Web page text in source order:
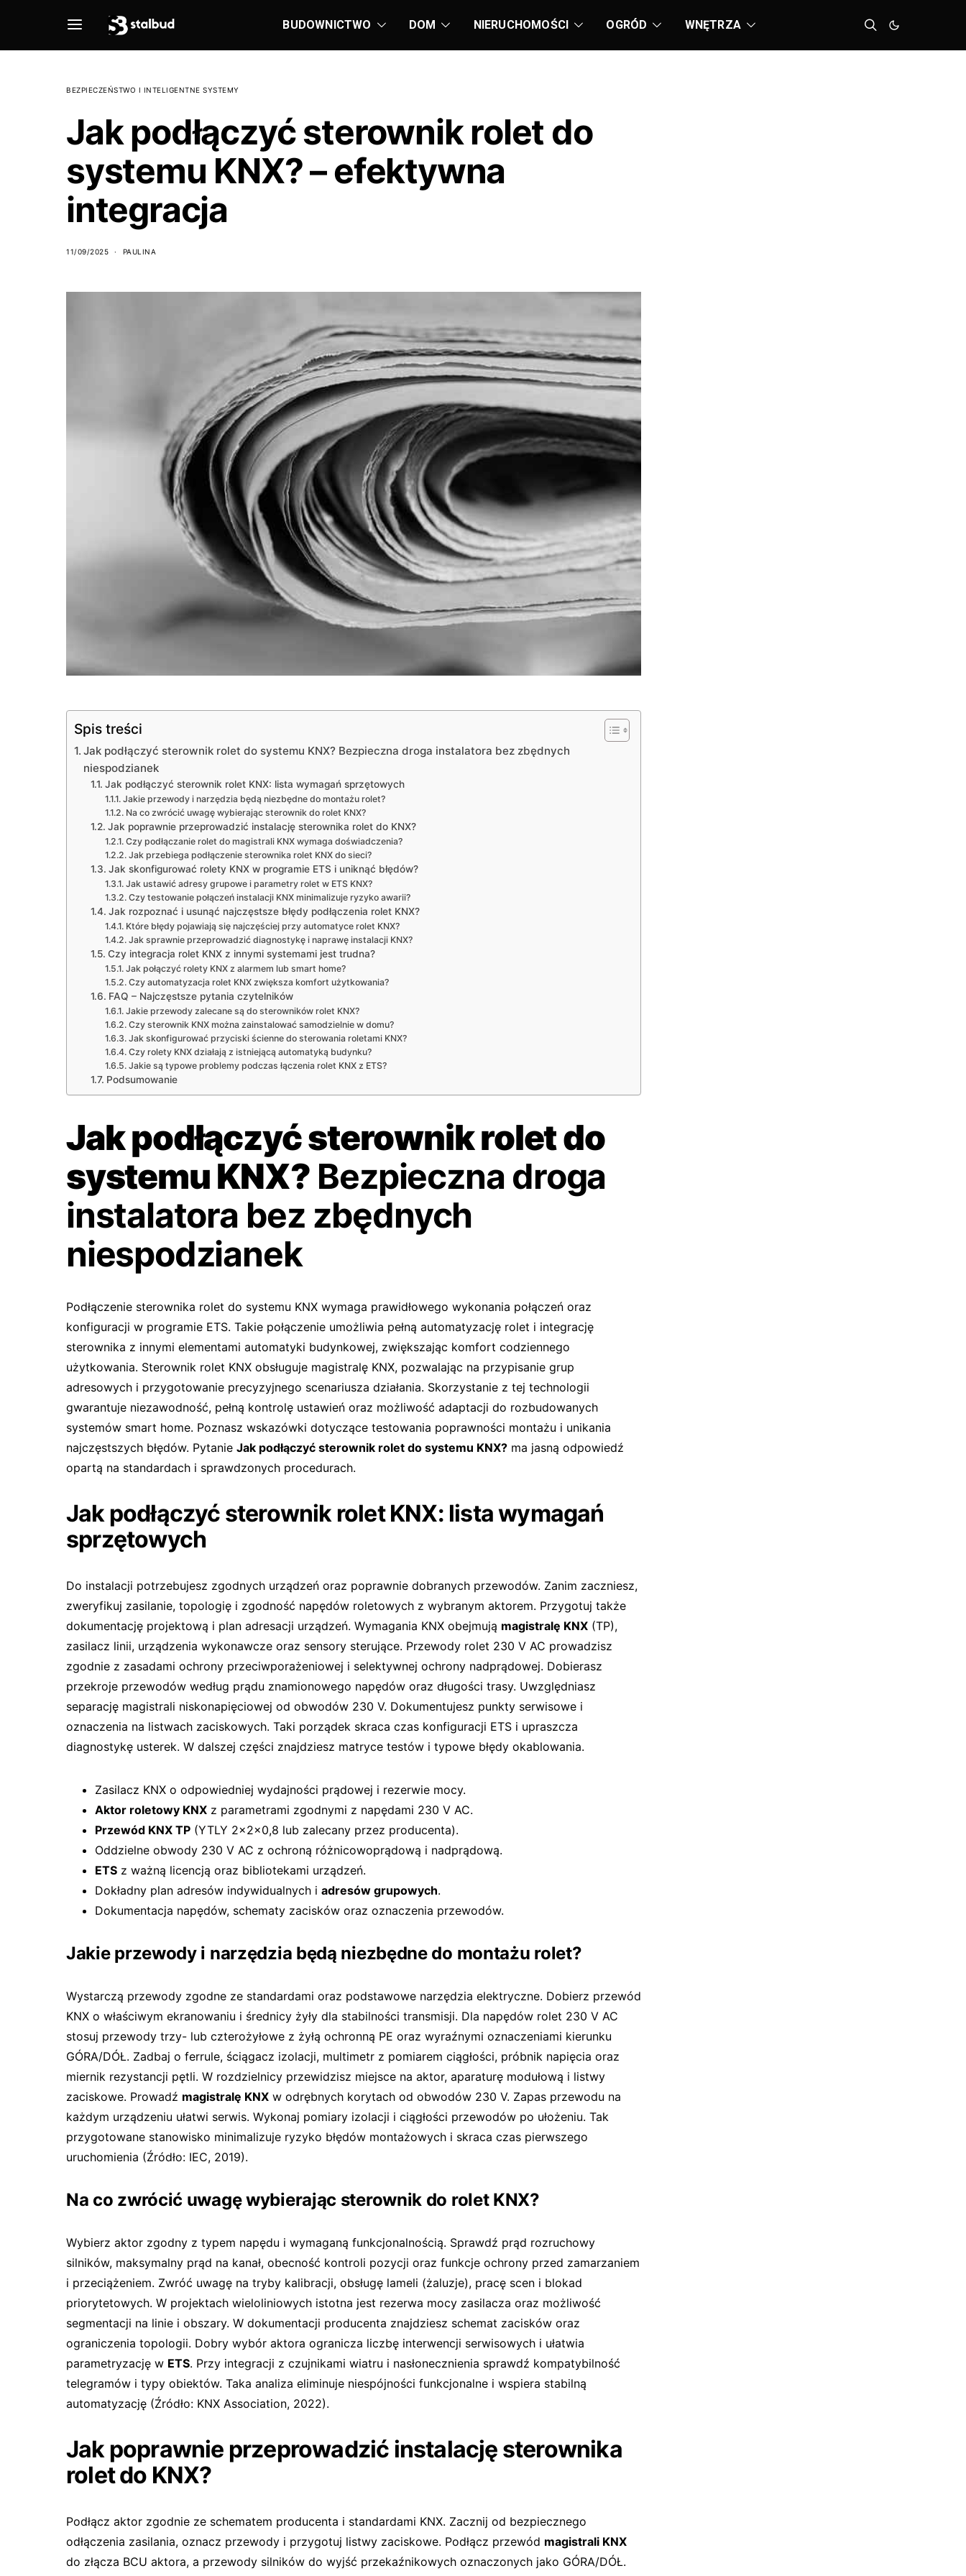
BUDOWNICTWO DOM NIERUCHOMOŚCI OGRÓD WNĘTRZA
BEZPIECZEŃSTWO I INTELIGENTNE SYSTEMY
Jak podłączyć sterownik rolet do
systemu KNX? – efektywna
integracja
11/09/2025 PAULINA
Spis treści
Jak podłączyć sterownik rolet do systemu KNX? Bezpieczna droga instalatora bez zbędnych
niespodzianek
Jak podłączyć sterownik rolet KNX: lista wymagań sprzętowych
Jakie przewody i narzędzia będą niezbędne do montażu rolet?
Na co zwrócić uwagę wybierając sterownik do rolet KNX?
Jak poprawnie przeprowadzić instalację sterownika rolet do KNX?
Czy podłączanie rolet do magistrali KNX wymaga doświadczenia?
Jak przebiega podłączenie sterownika rolet KNX do sieci?
Jak skonfigurować rolety KNX w programie ETS i uniknąć błędów?
Jak ustawić adresy grupowe i parametry rolet w ETS KNX?
Czy testowanie połączeń instalacji KNX minimalizuje ryzyko awarii?
Jak rozpoznać i usunąć najczęstsze błędy podłączenia rolet KNX?
Które błędy pojawiają się najczęściej przy automatyce rolet KNX?
Jak sprawnie przeprowadzić diagnostykę i naprawę instalacji KNX?
Czy integracja rolet KNX z innymi systemami jest trudna?
Jak połączyć rolety KNX z alarmem lub smart home?
Czy automatyzacja rolet KNX zwiększa komfort użytkowania?
FAQ – Najczęstsze pytania czytelników
Jakie przewody zalecane są do sterowników rolet KNX?
Czy sterownik KNX można zainstalować samodzielnie w domu?
Jak skonfigurować przyciski ścienne do sterowania roletami KNX?
Czy rolety KNX działają z istniejącą automatyką budynku?
Jakie są typowe problemy podczas łączenia rolet KNX z ETS?
Podsumowanie
Jak podłączyć sterownik rolet do
systemu KNX? Bezpieczna droga
instalatora bez zbędnych
niespodzianek
Podłączenie sterownika rolet do systemu KNX wymaga prawidłowego wykonania połączeń oraz
konfiguracji w programie ETS. Takie połączenie umożliwia pełną automatyzację rolet i integrację
sterownika z innymi elementami automatyki budynkowej, zwiększając komfort codziennego
użytkowania. Sterownik rolet KNX obsługuje magistralę KNX, pozwalając na przypisanie grup
adresowych i przygotowanie precyzyjnego scenariusza działania. Skorzystanie z tej technologii
gwarantuje niezawodność, pełną kontrolę ustawień oraz możliwość adaptacji do rozbudowanych
systemów smart home. Poznasz wskazówki dotyczące testowania poprawności montażu i unikania
najczęstszych błędów. Pytanie Jak podłączyć sterownik rolet do systemu KNX? ma jasną odpowiedź
opartą na standardach i sprawdzonych procedurach.
Jak podłączyć sterownik rolet KNX: lista wymagań
sprzętowych
Do instalacji potrzebujesz zgodnych urządzeń oraz poprawnie dobranych przewodów. Zanim zaczniesz,
zweryfikuj zasilanie, topologię i zgodność napędów roletowych z wybranym aktorem. Przygotuj także
dokumentację projektową i plan adresacji urządzeń. Wymagania KNX obejmują magistralę KNX (TP),
zasilacz linii, urządzenia wykonawcze oraz sensory sterujące. Przewody rolet 230 V AC prowadzisz
zgodnie z zasadami ochrony przeciwporażeniowej i selektywnej ochrony nadprądowej. Dobierasz
przekroje przewodów według prądu znamionowego napędów oraz długości trasy. Uwzględniasz
separację magistrali niskonapięciowej od obwodów 230 V. Dokumentujesz punkty serwisowe i
oznaczenia na listwach zaciskowych. Taki porządek skraca czas konfiguracji ETS i upraszcza
diagnostykę usterek. W dalszej części znajdziesz matryce testów i typowe błędy okablowania.
Zasilacz KNX o odpowiedniej wydajności prądowej i rezerwie mocy.
Aktor roletowy KNX z parametrami zgodnymi z napędami 230 V AC.
Przewód KNX TP (YTLY 2×2×0,8 lub zalecany przez producenta).
Oddzielne obwody 230 V AC z ochroną różnicowoprądową i nadprądową.
ETS z ważną licencją oraz bibliotekami urządzeń.
Dokładny plan adresów indywidualnych i adresów grupowych.
Dokumentacja napędów, schematy zacisków oraz oznaczenia przewodów.
Jakie przewody i narzędzia będą niezbędne do montażu rolet?
Wystarczą przewody zgodne ze standardami oraz podstawowe narzędzia elektryczne. Dobierz przewód
KNX o właściwym ekranowaniu i średnicy żyły dla stabilności transmisji. Dla napędów rolet 230 V AC
stosuj przewody trzy- lub czterożyłowe z żyłą ochronną PE oraz wyraźnymi oznaczeniami kierunku
GÓRA/DÓŁ. Zadbaj o ferrule, ściągacz izolacji, multimetr z pomiarem ciągłości, próbnik napięcia oraz
miernik rezystancji pętli. W rozdzielnicy przewidzisz miejsce na aktor, aparaturę modułową i listwy
zaciskowe. Prowadź magistralę KNX w odrębnych korytach od obwodów 230 V. Zapas przewodu na
każdym urządzeniu ułatwi serwis. Wykonaj pomiary izolacji i ciągłości przewodów po ułożeniu. Tak
przygotowane stanowisko minimalizuje ryzyko błędów montażowych i skraca czas pierwszego
uruchomienia (Źródło: IEC, 2019).
Na co zwrócić uwagę wybierając sterownik do rolet KNX?
Wybierz aktor zgodny z typem napędu i wymaganą funkcjonalnością. Sprawdź prąd rozruchowy
silników, maksymalny prąd na kanał, obecność kontroli pozycji oraz funkcje ochrony przed zamarzaniem
i przeciążeniem. Zwróć uwagę na tryby kalibracji, obsługę lameli (żaluzje), pracę scen i blokad
priorytetowych. W projektach wieloliniowych istotna jest rezerwa mocy zasilacza oraz możliwość
segmentacji na linie i obszary. W dokumentacji producenta znajdziesz schemat zacisków oraz
ograniczenia topologii. Dobry wybór aktora ogranicza liczbę interwencji serwisowych i ułatwia
parametryzację w ETS. Przy integracji z czujnikami wiatru i nasłonecznienia sprawdź kompatybilność
telegramów i typy obiektów. Taka analiza eliminuje niespójności funkcjonalne i wspiera stabilną
automatyzację (Źródło: KNX Association, 2022).
Jak poprawnie przeprowadzić instalację sterownika
rolet do KNX?
Podłącz aktor zgodnie ze schematem producenta i standardami KNX. Zacznij od bezpiecznego
odłączenia zasilania, oznacz przewody i przygotuj listwy zaciskowe. Podłącz przewód magistrali KNX
do złącza BCU aktora, a przewody silników do wyjść przekaźnikowych oznaczonych jako GÓRA/DÓŁ.